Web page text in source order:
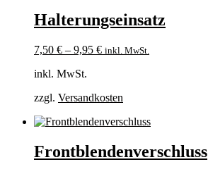
Halterungseinsatz
7,50 € – 9,95 € inkl. MwSt.
inkl. MwSt.
zzgl. Versandkosten
Frontblendenverschluss